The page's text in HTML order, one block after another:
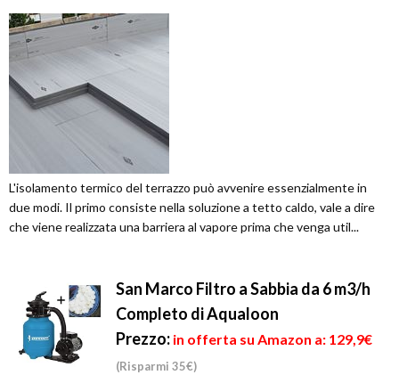
L'isolamento termico del terrazzo può avvenire essenzialmente in
due modi. Il primo consiste nella soluzione a tetto caldo, vale a dire
che viene realizzata una barriera al vapore prima che venga util...
San Marco Filtro a Sabbia da 6 m3/h
Completo di Aqualoon
Prezzo: in offerta su Amazon a: 129,9€
(Risparmi 35€)